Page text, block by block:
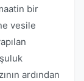
bir
vesile
ardından